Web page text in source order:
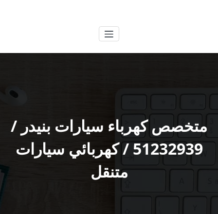
متخصص كهرباء سيارات بنيدر /
51232939‬ / كهربائي سيارات
متنقل